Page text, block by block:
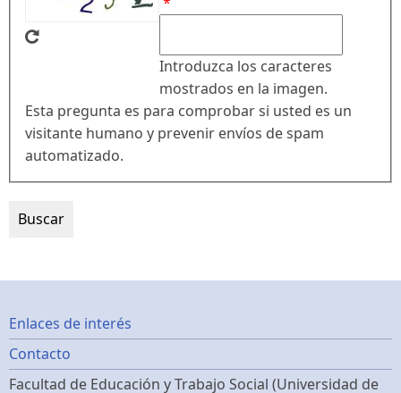
Introduzca los caracteres
mostrados en la imagen.
Esta pregunta es para comprobar si usted es un
visitante humano y prevenir envíos de spam
automatizado.
Footer
menu
Enlaces de interés
Contacto
Facultad de Educación y Trabajo Social (Universidad de